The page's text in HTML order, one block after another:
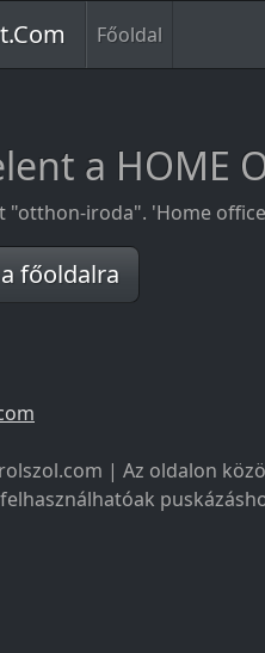
Főoldal
a HOME
"otthon-iroda". 'Home
főoldalra
| Az oldalon